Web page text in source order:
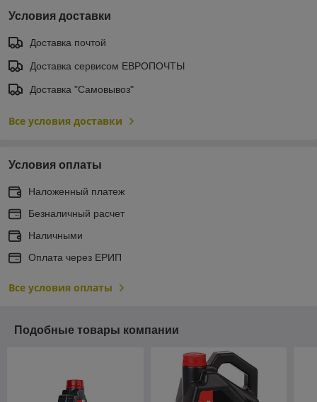
Условия доставки
Доставка почтой
Доставка сервисом ЕВРОПОЧТЫ
Доставка "Самовывоз"
Все условия доставки
Условия оплаты
Наложенный платеж
Безналичный расчет
Наличными
Оплата через ЕРИП
Все условия оплаты
Подобные товары компании